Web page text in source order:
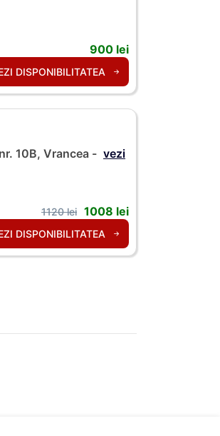
900 lei
DISPONIBILITATEA
10B, Vrancea - vezi
1120 lei 1008 lei
DISPONIBILITATEA